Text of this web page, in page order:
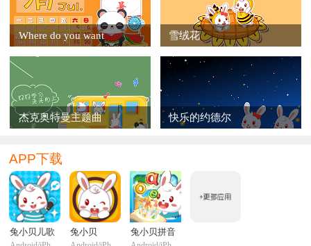
Where do you want 雪绒花
杰克奥特曼主题曲 快乐的约德尔
APP下载
兔小贝儿歌
兔小贝
兔小贝拼音